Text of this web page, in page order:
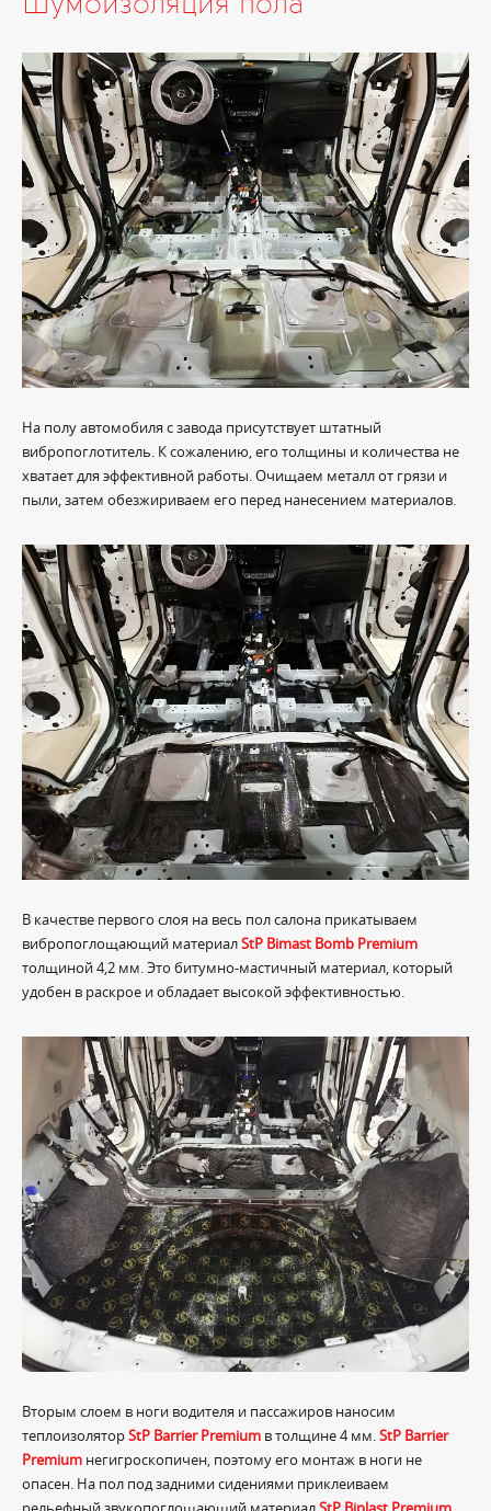
На полу автомобиля с завода присутствует штатный
вибропоглотитель. К сожалению, его толщины и количества не
хватает для эффективной работы. Очищаем металл от грязи и
пыли, затем обезжириваем его перед нанесением материалов.
В качестве первого слоя на весь пол салона прикатываем
вибропоглощающий материалStP Bimast Bomb Premium
толщиной 4,2 мм. Это битумно-мастичный материал, который
удобен в раскрое и обладает высокой эффективностью.
Вторым слоем в ноги водителя и пассажиров наносим
теплоизоляторStP Barrier Premium в толщине 4 мм.StP Barrier
Premium негигроскопичен, поэтому его монтаж в ноги не
опасен. На пол под задними сидениями приклеиваем